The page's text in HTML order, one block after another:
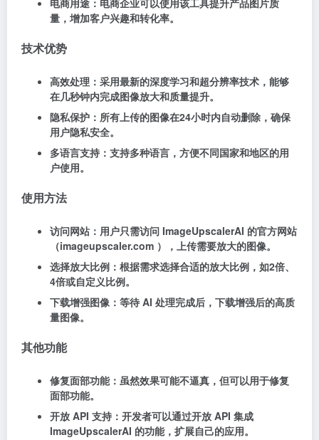
量，增加客户兴趣和转化率。
技术优势
高效处理：采用最新的深度学习和超分辨率技术，能够
在几秒钟内完成图像放大和质量提升。
隐私保护：所有上传的图像在24小时内自动删除，确保
用户隐私安全。
多语言支持：支持多种语言，方便不同国家和地区的用
户使用。
使用方法
访问网站：用户只需访问 ImageUpscalerAI 的官方网站
（imageupscaler.com ），上传需要放大的图像。
选择放大比例：根据需求选择合适的放大比例，如2倍、
4倍或自定义比例。
下载增强图像：等待 AI 处理完成后，下载增强后的高质
量图像。
其他功能
修复面部功能：虽然效果可能不逼真，但可以用于修复
面部功能。
开放 API 支持：开发者可以通过开放 API 集成
ImageUpscalerAI 的功能，扩展自己的应用。